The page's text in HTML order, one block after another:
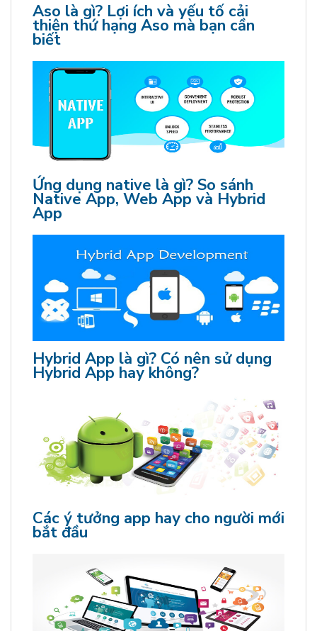
Aso là gì? Lợi ích và yếu tố cải
thiện thứ hạng Aso mà bạn cần
biết
Ứng dụng native là gì? So sánh
Native App, Web App và Hybrid
App
Hybrid App là gì? Có nên sử dụng
Hybrid App hay không?
Các ý tưởng app hay cho người mới
bắt đầu